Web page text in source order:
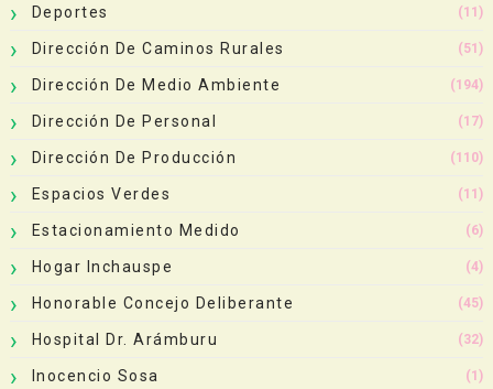
Deportes (11)
Dirección De Caminos Rurales (51)
Dirección De Medio Ambiente (194)
Dirección De Personal (17)
Dirección De Producción (110)
Espacios Verdes (11)
Estacionamiento Medido (6)
Hogar Inchauspe (4)
Honorable Concejo Deliberante (45)
Hospital Dr. Arámburu (32)
Inocencio Sosa (1)